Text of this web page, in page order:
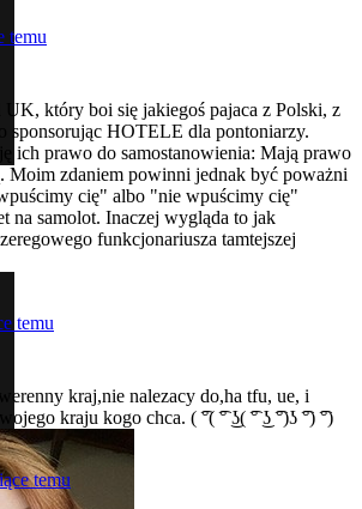
temu
UK, który boi się jakiegoś pajaca z Polski, z
sponsorując HOTELE dla pontoniarzy.
ich prawo do samostanowienia: Mają prawo
Moim zdaniem powinni jednak być poważni
cię" albo "nie wpuścimy cię"
na samolot. Inaczej wygląda to jak
funkcjonariusza tamtejszej
temu
kraj,nie nalezacy do,ha tfu, ue, i
kraju kogo chca. ( ͡°( ͡° ͜ʖ( ͡° ͜ʖ ͡°)ʖ ͡°) ͡°)
temu